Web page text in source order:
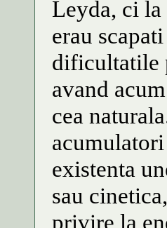
Leyda, ci la
erau
dificultatile
avand
cea
existenta
sau
privire la